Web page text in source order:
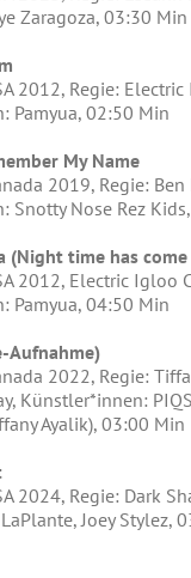
Zaragoza, 03:30 Min
2012, Regie:
Pamyua, 02:50 Min
My Name
2019, Regie:
Snotty Nose Rez
(Night time has
2012, Electric Igloo
Pamyua, 04:50 Min
Aufnahme)
2022, Regie:
Künstler*innen:
Ayalik), 03:00 Min
2024, Regie: Dark
Joey Stylez,